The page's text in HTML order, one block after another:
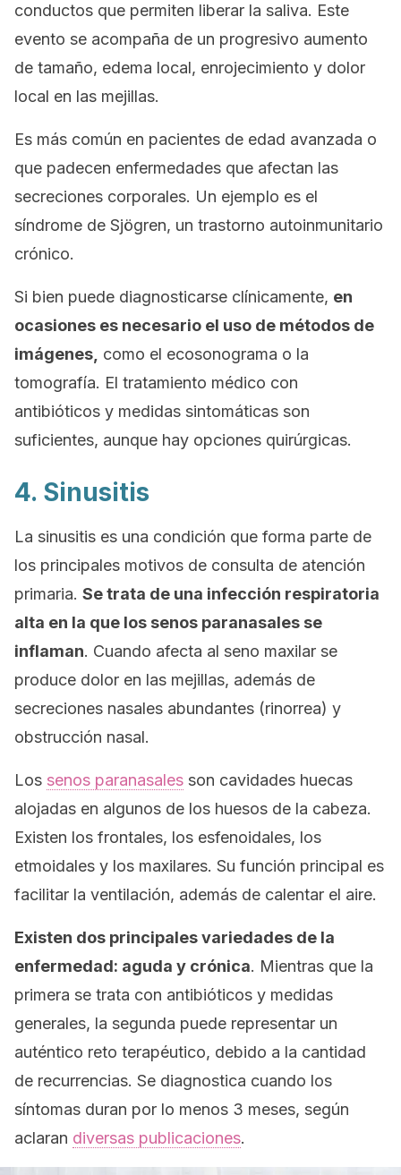
conductos que permiten liberar la saliva. Este
evento se acompaña de un progresivo aumento
de tamaño, edema local, enrojecimiento y dolor
local en las mejillas.
Es más común en pacientes de edad avanzada o
que padecen enfermedades que afectan las
secreciones corporales. Un ejemplo es el
síndrome de Sjögren, un trastorno autoinmunitario
crónico.
Si bien puede diagnosticarse clínicamente, en
ocasiones es necesario el uso de métodos de
imágenes, como el ecosonograma o la
tomografía. El tratamiento médico con
antibióticos y medidas sintomáticas son
suficientes, aunque hay opciones quirúrgicas.
4. Sinusitis
La sinusitis es una condición que forma parte de
los principales motivos de consulta de atención
primaria. Se trata de una infección respiratoria
alta en la que los senos paranasales se
inflaman. Cuando afecta al seno maxilar se
produce dolor en las mejillas, además de
secreciones nasales abundantes (rinorrea) y
obstrucción nasal.
Los senos paranasales son cavidades huecas
alojadas en algunos de los huesos de la cabeza.
Existen los frontales, los esfenoidales, los
etmoidales y los maxilares. Su función principal es
facilitar la ventilación, además de calentar el aire.
Existen dos principales variedades de la
enfermedad: aguda y crónica. Mientras que la
primera se trata con antibióticos y medidas
generales, la segunda puede representar un
auténtico reto terapéutico, debido a la cantidad
de recurrencias. Se diagnostica cuando los
síntomas duran por lo menos 3 meses, según
aclaran diversas publicaciones.